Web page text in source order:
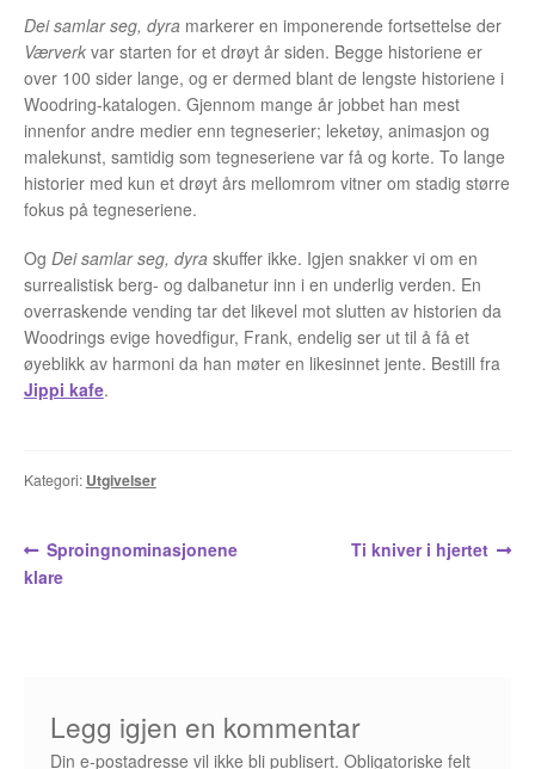
Nyhetsbrev
Om Jippi
Kontakt
Reklamebanners
Andrew Page
Anja Dahle Øverbye
Annette Saugestad Helland
Øystein Runde
Bjørn Bjarre
Dei samlar seg, dyramarkerer en imponerende fortsettelse der
Værverk var starten for et drøyt år siden. Begge historiene er
over 100 sider lange, og er dermed blant de lengste historiene i
Woodring-katalogen. Gjennom mange år jobbet han mest
innenfor andre medier enn tegneserier; leketøy, animasjon og
malekunst, samtidig som tegneseriene var få og korte. To lange
historier med kun et drøyt års mellomrom vitner om stadig større
fokus på tegneseriene.
Og Dei samlar seg, dyraskuffer ikke. Igjen snakker vi om en
surrealistisk berg- og dalbanetur inn i en underlig verden. En
overraskende vending tar det likevel mot slutten av historien da
Woodrings evige hovedfigur, Frank, endelig ser ut til å få et
øyeblikk av harmoni da han møter en likesinnet jente. Bestill fra
Jippi kafe.
Kategori: Utgivelser
Innleggsnavigasjon
Forrige
innlegg:
Sproingnominasjonene
klare
Neste
Ti kniver i hjertet
Legg igjen en kommentar
Din e-postadresse vil ikke bli publisert. Obligatoriske felt